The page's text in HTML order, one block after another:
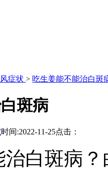
症状 > 吃生姜能不能治白斑
斑病
时间:2022-11-25点击：
白斑病